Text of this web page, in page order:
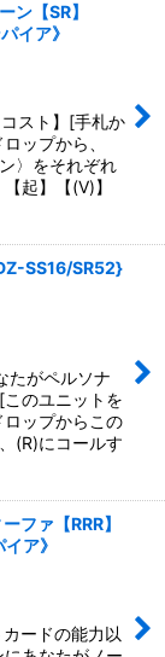
ン【SR】
イア》
スト】[手札か
ップから、
〉をそれぞれ
起】【(V)】
SS16/SR52}
たがペルソナ
のユニットを
ップからこの
(R)にコールす
ファ【RRR】
ア》
ードの能力以